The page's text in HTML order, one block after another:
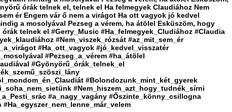
órák telnek el, telnek el Ha felmegyek Claudiához Nem
ér Engem vár ő nem a virágot Ha ott vagyok jó kedvel
a mosolyával Pezseg a vérem, ha átölel Esküszöm, hogy
telnek el #Gerry_Music #Ha_felmegyek_Cludiához #Claudia
#Nem_viszek_rózsát #az_mit_sem_ér
#Ha_ott_vagyok #jó_kedvel_visszatér
#Pezseg_a_vérem #ha_átölel
#Gyönyörű_órák_telnek_el
#Bolondozunk_mint_két_gyerek
#Nem_hiszem_azt_hogy_tudnék_sírni
#a_nagy_vagány #Őszinte_könny_csillogna
#Ha_egyszer_nem_lenne_már_velem